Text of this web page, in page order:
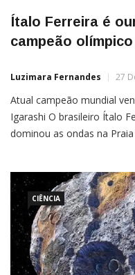
Ítalo Ferreira é
campeão
Luzimara Fernandes 27
Atual campeão mundial
Igarashi O brasileiro Ítalo
dominou as ondas na
medalha de ouro do surfe,
CIÊNCIA